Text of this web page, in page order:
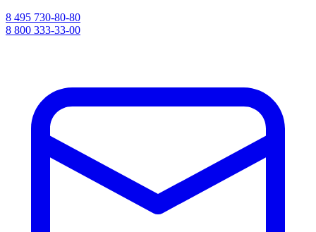
8 495 730-80-80
8 800 333-33-00